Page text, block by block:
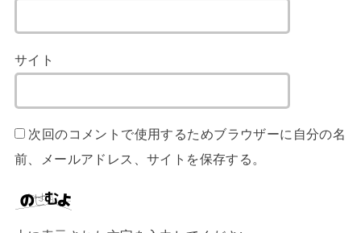
サイト
次回のコメントで使用するためブラウザーに自分の名
前、メールアドレス、サイトを保存する。